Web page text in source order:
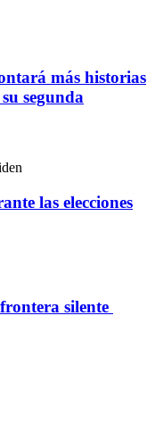
más historias
segunda
las elecciones
silente